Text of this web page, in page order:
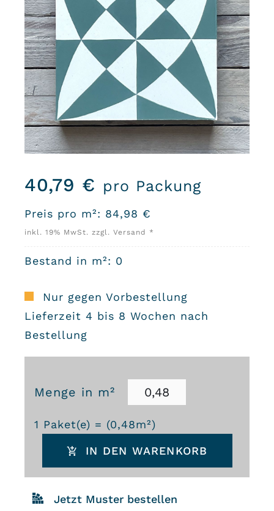
40,79 € pro Packung
Preis pro m²: 84,98 €
inkl. 19% MwSt. zzgl. Versand *
Bestand in m²: 0
Nur gegen Vorbestellung
Lieferzeit 4 bis 8 Wochen nach
Bestellung
Menge in m²
1 Paket(e) = (0,48m²)
Zementfliesen
2471
Menge
IN DEN WARENKORB
Jetzt Muster bestellen